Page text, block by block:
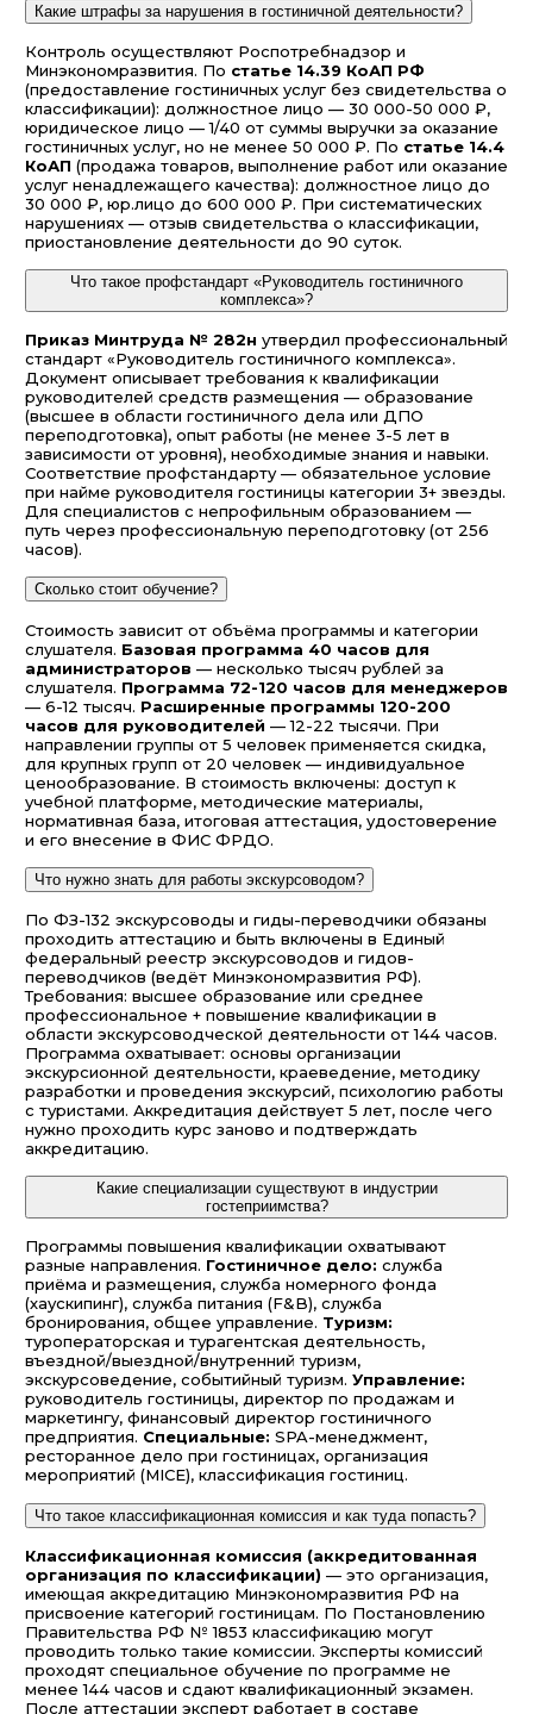
Какие штрафы за нарушения в гостиничной деятельности?
Контроль осуществляют Роспотребнадзор и
Минэкономразвития. По статье 14.39 КоАП РФ
(предоставление гостиничных услуг без свидетельства о
классификации): должностное лицо — 30 000-50 000 ₽,
юридическое лицо — 1/40 от суммы выручки за оказание
гостиничных услуг, но не менее 50 000 ₽. По статье 14.4
КоАП (продажа товаров, выполнение работ или оказание
услуг ненадлежащего качества): должностное лицо до
30 000 ₽, юр.лицо до 600 000 ₽. При систематических
нарушениях — отзыв свидетельства о классификации,
приостановление деятельности до 90 суток.
Что такое профстандарт «Руководитель гостиничного
комплекса»?
Приказ Минтруда № 282н утвердил профессиональный
стандарт «Руководитель гостиничного комплекса».
Документ описывает требования к квалификации
руководителей средств размещения — образование
(высшее в области гостиничного дела или ДПО
переподготовка), опыт работы (не менее 3-5 лет в
зависимости от уровня), необходимые знания и навыки.
Соответствие профстандарту — обязательное условие
при найме руководителя гостиницы категории 3+ звезды.
Для специалистов с непрофильным образованием —
путь через профессиональную переподготовку (от 256
часов).
Сколько стоит обучение?
Стоимость зависит от объёма программы и категории
слушателя. Базовая программа 40 часов для
администраторов — несколько тысяч рублей за
слушателя. Программа 72-120 часов для менеджеров
— 6-12 тысяч. Расширенные программы 120-200
часов для руководителей — 12-22 тысячи. При
направлении группы от 5 человек применяется скидка,
для крупных групп от 20 человек — индивидуальное
ценообразование. В стоимость включены: доступ к
учебной платформе, методические материалы,
нормативная база, итоговая аттестация, удостоверение
и его внесение в ФИС ФРДО.
Что нужно знать для работы экскурсоводом?
По ФЗ-132 экскурсоводы и гиды-переводчики обязаны
проходить аттестацию и быть включены в Единый
федеральный реестр экскурсоводов и гидов-
переводчиков (ведёт Минэкономразвития РФ).
Требования: высшее образование или среднее
профессиональное + повышение квалификации в
области экскурсоводческой деятельности от 144 часов.
Программа охватывает: основы организации
экскурсионной деятельности, краеведение, методику
разработки и проведения экскурсий, психологию работы
с туристами. Аккредитация действует 5 лет, после чего
нужно проходить курс заново и подтверждать
аккредитацию.
Какие специализации существуют в индустрии
гостеприимства?
Программы повышения квалификации охватывают
разные направления. Гостиничное дело: служба
приёма и размещения, служба номерного фонда
(хаускипинг), служба питания (F&B), служба
бронирования, общее управление. Туризм:
туроператорская и турагентская деятельность,
въездной/выездной/внутренний туризм,
экскурсоведение, событийный туризм. Управление:
руководитель гостиницы, директор по продажам и
маркетингу, финансовый директор гостиничного
предприятия. Специальные: SPA-менеджмент,
ресторанное дело при гостиницах, организация
мероприятий (MICE), классификация гостиниц.
Что такое классификационная комиссия и как туда попасть?
Классификационная комиссия (аккредитованная
организация по классификации) — это организация,
имеющая аккредитацию Минэкономразвития РФ на
присвоение категорий гостиницам. По Постановлению
Правительства РФ № 1853 классификацию могут
проводить только такие комиссии. Эксперты комиссий
проходят специальное обучение по программе не
менее 144 часов и сдают квалификационный экзамен.
После аттестации эксперт работает в составе